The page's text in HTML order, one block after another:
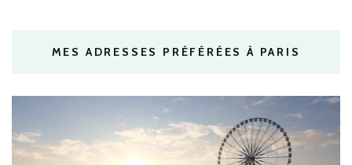
MES ADRESSES PRÉFÉRÉES À PARIS